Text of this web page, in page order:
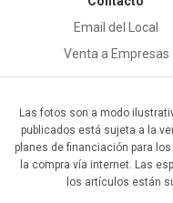
Email del Local
Venta a Empresas
Las fotos son a modo
publicados está sujeta a la
planes de financiación para
la compra vía internet. Las
los artículos están